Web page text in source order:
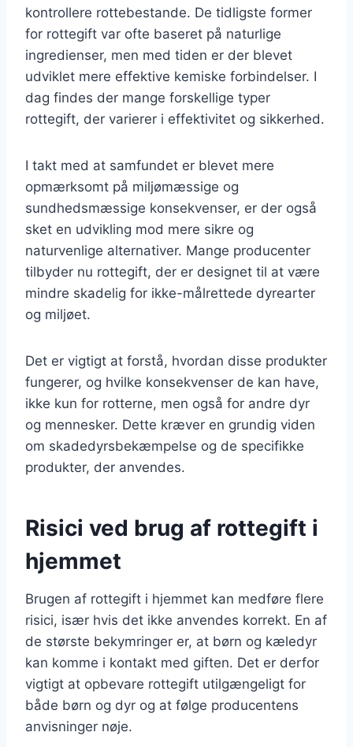
kontrollere rottebestande. De tidligste former
for rottegift var ofte baseret på naturlige
ingredienser, men med tiden er der blevet
udviklet mere effektive kemiske forbindelser. I
dag findes der mange forskellige typer
rottegift, der varierer i effektivitet og sikkerhed.
I takt med at samfundet er blevet mere
opmærksomt på miljømæssige og
sundhedsmæssige konsekvenser, er der også
sket en udvikling mod mere sikre og
naturvenlige alternativer. Mange producenter
tilbyder nu rottegift, der er designet til at være
mindre skadelig for ikke-målrettede dyrearter
og miljøet.
Det er vigtigt at forstå, hvordan disse produkter
fungerer, og hvilke konsekvenser de kan have,
ikke kun for rotterne, men også for andre dyr
og mennesker. Dette kræver en grundig viden
om skadedyrsbekæmpelse og de specifikke
produkter, der anvendes.
Risici ved brug af rottegift i
hjemmet
Brugen af rottegift i hjemmet kan medføre flere
risici, især hvis det ikke anvendes korrekt. En af
de største bekymringer er, at børn og kæledyr
kan komme i kontakt med giften. Det er derfor
vigtigt at opbevare rottegift utilgængeligt for
både børn og dyr og at følge producentens
anvisninger nøje.